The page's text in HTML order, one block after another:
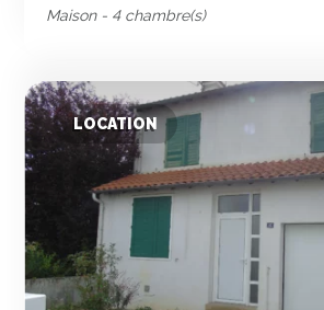
Maison - 4 chambre(s)
LOCATION